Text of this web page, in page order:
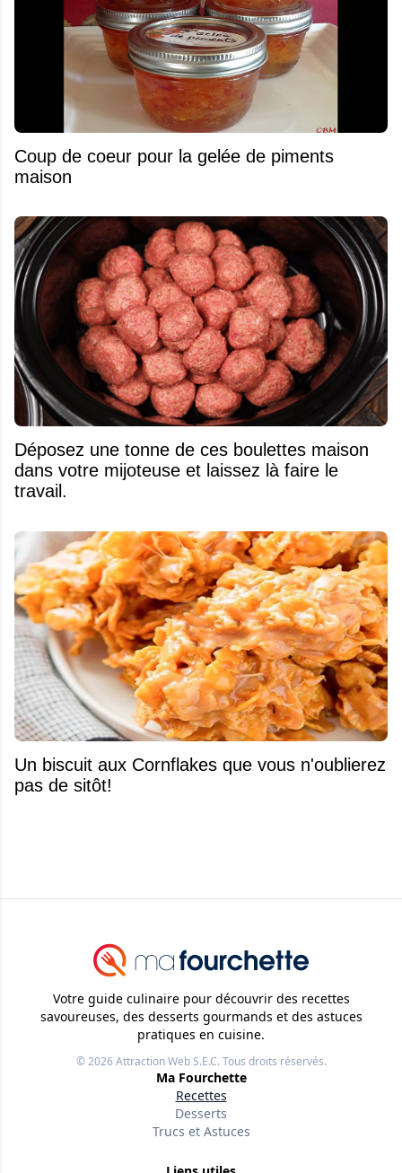
Coup de coeur pour la gelée de piments
maison
Déposez une tonne de ces boulettes maison
dans votre mijoteuse et laissez là faire le
travail.
Un biscuit aux Cornflakes que vous n'oublierez
pas de sitôt!
Votre guide culinaire pour découvrir des recettes
savoureuses, des desserts gourmands et des astuces
pratiques en cuisine.
© 2026Attraction Web S.E.C.Tous droits réservés.
Ma Fourchette
Recettes
Desserts
Trucs et Astuces